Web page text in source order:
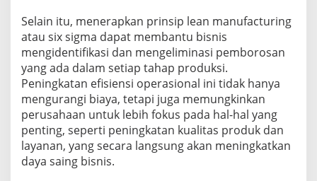
Selain itu, menerapkan prinsip lean manufacturing
atau six sigma dapat membantu bisnis
mengidentifikasi dan mengeliminasi pemborosan
yang ada dalam setiap tahap produksi.
Peningkatan efisiensi operasional ini tidak hanya
mengurangi biaya, tetapi juga memungkinkan
perusahaan untuk lebih fokus pada hal-hal yang
penting, seperti peningkatan kualitas produk dan
layanan, yang secara langsung akan meningkatkan
daya saing bisnis.